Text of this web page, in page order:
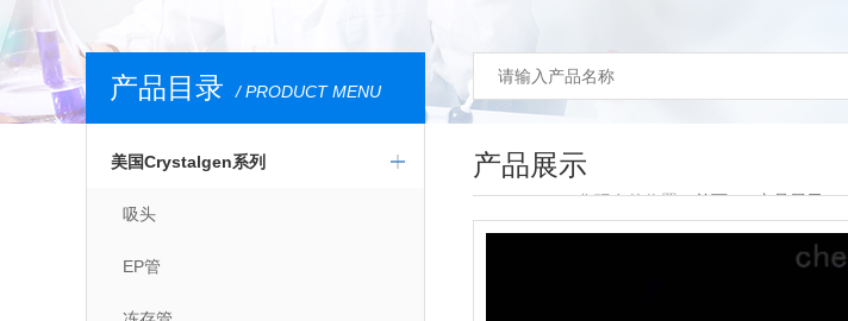
产品目录 / PRODUCT MENU
美国Crystalgen系列
吸头
EP管
产品展示
您现在的位置：首页>产品展示